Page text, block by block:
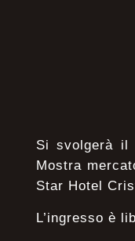
Si svolgerà il
Mostra
Star Hotel
L’ingresso è